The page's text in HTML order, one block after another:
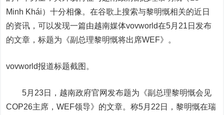
Minh Khái）十分相像。在谷歌上搜索与黎明慨相关的近日
的资讯，可以发现一篇由越南媒体vovworld在5月21日发布
的文章，标题为《副总理黎明慨将出席WEF》。
vovworld报道标题截图。
5月23日，越南政府官网发布题为《副总理黎明慨会见
COP26主席，WEF领导》的文章。称5月22日，黎明慨在瑞